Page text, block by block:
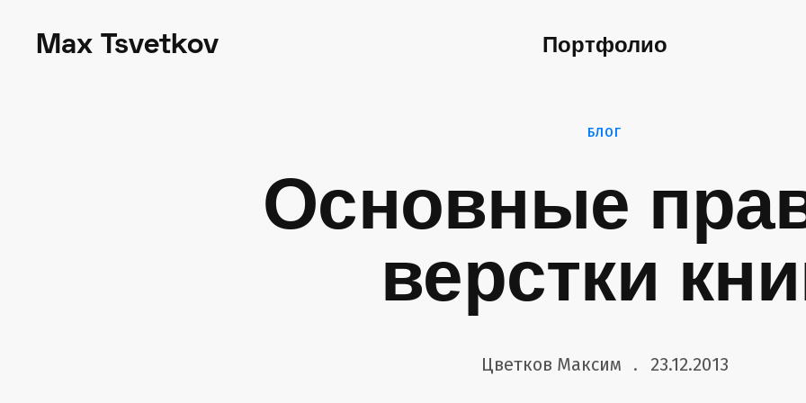
Max Tsvetkov Портфолио
БЛОГ
Основные
верстки
Цветков Максим 23.12.2013